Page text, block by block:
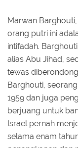
Marwan
orang putri ini
intifadah.
alias Abu Jihad,
tewas
Barghouti,
1959 dan juga
berjuang untuk
Israel pernah
selama enam